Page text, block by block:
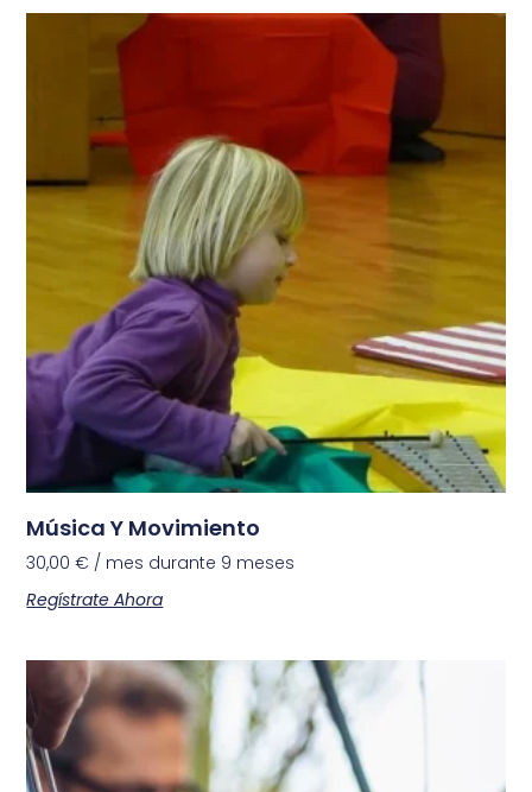
Música Y Movimiento
30,00€ / mes durante 9 meses
Regístrate Ahora